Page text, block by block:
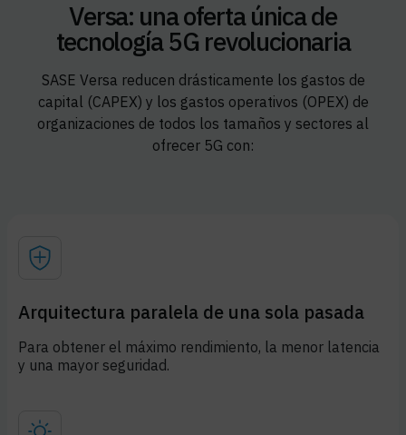
Versa: una oferta única de
tecnología 5G revolucionaria
SASE Versa reducen drásticamente los gastos de
capital (CAPEX) y los gastos operativos (OPEX) de
organizaciones de todos los tamaños y sectores al
ofrecer 5G con:
Arquitectura paralela de una sola pasada
Para obtener el máximo rendimiento, la menor latencia
y una mayor seguridad.